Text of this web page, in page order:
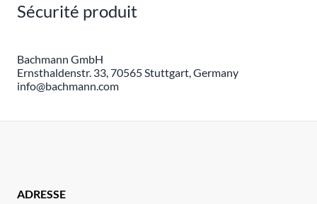
Sécurité produit
Bachmann GmbH
Ernsthaldenstr. 33, 70565 Stuttgart, Germany
info@bachmann.com
ADRESSE